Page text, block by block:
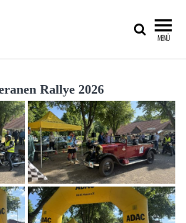
MENÜ
Rallye 2026